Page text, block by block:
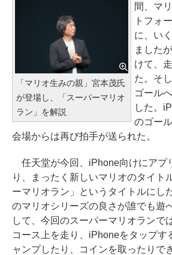
「マリオ生みの親」宮本茂氏
が登場し、「スーパーマリオ
ラン」を解説
間、マ
トフォ
に、い
ました
けて、
た。そ
ゴール
した。
のゴー
会場からは再び拍手が送られた。
任天堂が今回、iPhone向けにアプ
り、まったく新しいマリオのタイト
ーマリオラン」というタイトルにし
のマリオシリーズの良さが誰でも遊
して、今回のスーパーマリオランで
コース上を走り、iPhoneをタップす
ャンプしたり、コインを取ったりで